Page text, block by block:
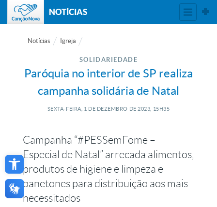
Open toolbar
NOTÍCIAS
Notícias Igreja
SOLIDARIEDADE
Paróquia no interior de SP realiza
campanha solidária de Natal
SEXTA-FEIRA, 1 DE DEZEMBRO DE 2023, 15H35
Campanha “#PESSemFome –
Especial de Natal” arrecada alimentos,
produtos de higiene e limpeza e
panetones para distribuição aos mais
necessitados